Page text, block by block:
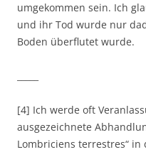
umgekommen sein. Ich
und ihr Tod wurde nur
Boden überflutet wurde.
[4] Ich werde oft
ausgezeichnete
Lombriciens terrestres“ in